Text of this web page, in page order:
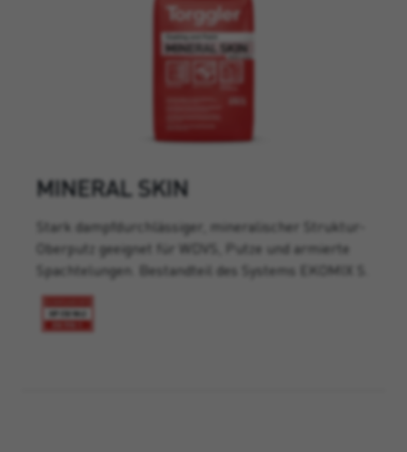
MINERAL SKIN
Stark dampfdurchlässiger, mineralischer Struktur-
Oberputz geeignet für WDVS, Putze und armierte
Spachtelungen. Bestandteil des Systems EKOMIX S.